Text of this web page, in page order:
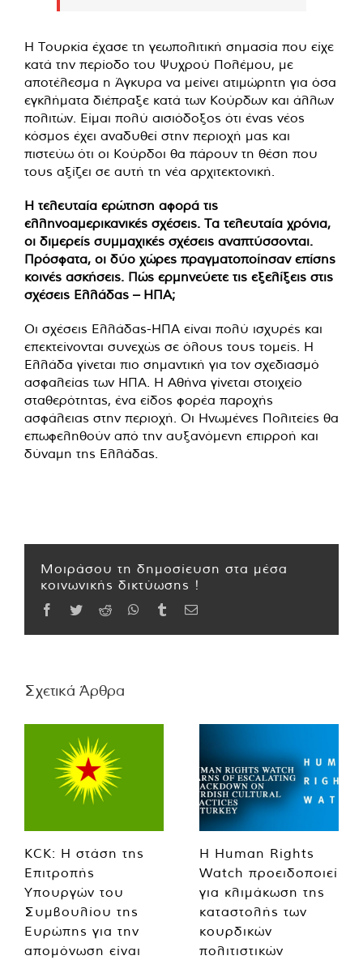
Η Τουρκία έχασε τη γεωπολιτική σημασία που είχε
κατά την περίοδο του Ψυχρού Πολέμου, με
αποτέλεσμα η Άγκυρα να μείνει ατιμώρητη για όσα
εγκλήματα διέπραξε κατά των Κούρδων και άλλων
πολιτών. Είμαι πολύ αισιόδοξος ότι ένας νέος
κόσμος έχει αναδυθεί στην περιοχή μας και
πιστεύω ότι οι Κούρδοι θα πάρουν τη θέση που
τους αξίζει σε αυτή τη νέα αρχιτεκτονική.
Η τελευταία ερώτηση αφορά τις
ελληνοαμερικανικές σχέσεις. Τα τελευταία χρόνια,
οι διμερείς συμμαχικές σχέσεις αναπτύσσονται.
Πρόσφατα, οι δύο χώρες πραγματοποίησαν επίσης
κοινές ασκήσεις. Πώς ερμηνεύετε τις εξελίξεις στις
σχέσεις Ελλάδας – ΗΠΑ;
Οι σχέσεις Ελλάδας-ΗΠΑ είναι πολύ ισχυρές και
επεκτείνονται συνεχώς σε όλους τους τομείς. Η
Ελλάδα γίνεται πιο σημαντική για τον σχεδιασμό
ασφαλείας των ΗΠΑ. Η Αθήνα γίνεται στοιχείο
σταθερότητας, ένα είδος φορέα παροχής
ασφάλειας στην περιοχή. Οι Ηνωμένες Πολιτείες θα
επωφεληθούν από την αυξανόμενη επιρροή και
δύναμη της Ελλάδας.
Μοιράσου τη δημοσίευση στα μέσα
κοινωνικής δικτύωσης !
Facebook
TwitterReddit WhatsApp
TumblrEmail
Σχετικά Άρθρα
KCK: Η στάση της
Επιτροπής
Υπουργών του
Συμβουλίου της
Ευρώπης για την
απομόνωση είναι
Η Human Rights
Watch προειδοποιεί
για κλιμάκωση της
καταστολής των
κουρδικών
πολιτιστικών